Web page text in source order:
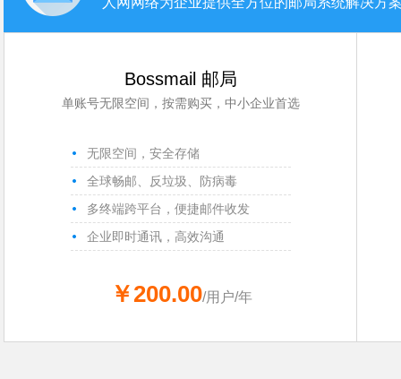
Bossmail 邮局
单账号无限空间，按需购买，中小企业首选
无限空间，安全存储
全球畅邮、反垃圾、防病毒
多终端跨平台，便捷邮件收发
企业即时通讯，高效沟通
￥200.00/用户/年